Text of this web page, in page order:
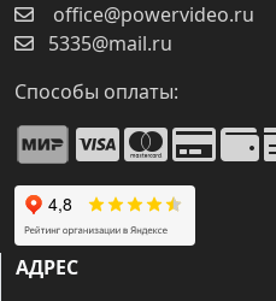
office@powervideo.ru
5335@mail.ru
Способы оплаты:
АДРЕС